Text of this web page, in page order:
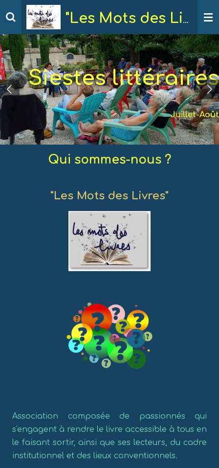
Passer
contenu
principal
"Les Mots des Livres"
Siestes littéraires
Juillet-Août
Qui sommes-nous ?
"Les Mots des Livres"
Association composée de passionnés qui
s'engagent à rendre le livre accessible à tous en
le faisant sortir, ainsi que ses lecteurs, du cadre
institutionnel et des lieux conventionnels.